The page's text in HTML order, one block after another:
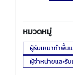
หมวดหมู่
ผู้รับเหมาทำพื้นแ
ผู้จำหน่ายและรั